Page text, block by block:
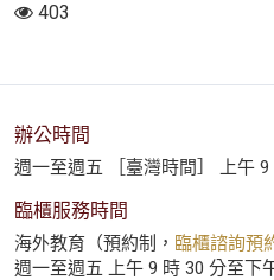
403
辦公時間
週一至週五 ［臺灣時間］ 上午
臨櫃服務時間
海外教育（預約制， 臨櫃諮詢預
週一至週五 上午 9 時 30 分至下